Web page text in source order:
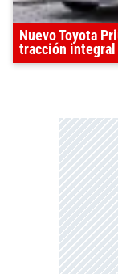
Nuevo Toyota
tracción integral